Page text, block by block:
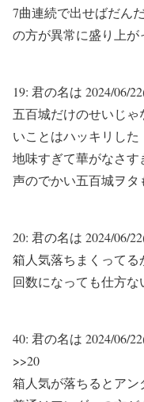
7曲連続で出せばだん
の方が異常に盛り上が
19: 君の名は 2024/06/
五百城だけのせいじ
いことはハッキリした
地味すぎて華がなさす
声のでかい五百城ヲタ
20: 君の名は 2024/06/
箱人気落ちまくって
回数になっても仕方な
40: 君の名は 2024/06/
>>20
箱人気が落ちるとアン